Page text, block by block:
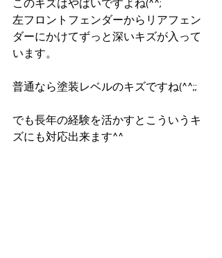
このキズはやばいですよね(^^;
左フロントフェンダーからリアフェン
ダーにかけてずっと深いキズが入って
います。
普通なら塗装レベルのキズですね(^^;;
でも長年の経験を活かすとこういうキ
ズにも対応出来ます^^